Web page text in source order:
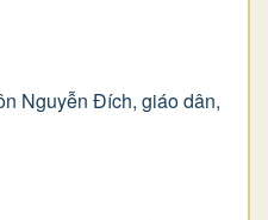
Nguyễn Ðích, giáo dân,